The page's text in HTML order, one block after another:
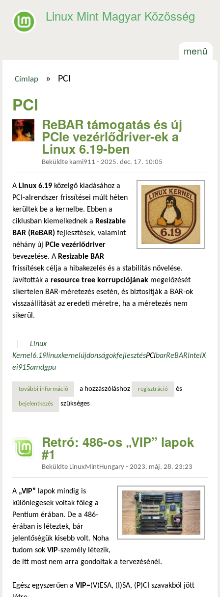
Linux Mint Magyar Közösség
menü
Címlap » PCI
PCI
ReBAR támogatás és új
PCIe vezérlődriver-ek a
Linux 6.19-ben
Beküldte kami911 - 2025. dec. 17. 10:05
A Linux 6.19 közelgő kiadásához a
PCI-alrendszer frissítései múlt héten
kerültek be a kernelbe. Ebben a
ciklusban kiemelkednek a Resizable
BAR (ReBAR) fejlesztések, valamint
néhány új PCIe vezérlődriver
bevezetése. A Resizable BAR
frissítések célja a hibakezelés és a stabilitás növelése.
Javították a resource tree korrupciójának megelőzését
sikertelen BAR-méretezés esetén, és biztosítják a BAR-ok
visszaállítását az eredeti méretre, ha a méretezés nem
sikerül.
Linux
Kernel6.19linuxkernelújdonságokfejlesztésPCIbarReBARIntelX
ei915amdgpu
további információrebar támogatás és új pcie vezérlődriver-ek a linux 6.19-
a hozzászóláshoz regisztráció és
bejelentkezés szükséges
Retró: 486-os „VIP” lapok
#1
Beküldte LinuxMintHungary - 2023. máj. 28. 23:23
A „VIP” lapok mindig is
különlegesek voltak főleg a
Pentium érában. De a 486-
érában is léteztek, bár
jelentőségük kisebb volt. Noha
tudom sok VIP-személy létezik,
de itt most nem arra gondoltak a tervezésénél.
Egész egyszerűen a VIP=(V)ESA, (I)SA, (P)CI szavakból jött